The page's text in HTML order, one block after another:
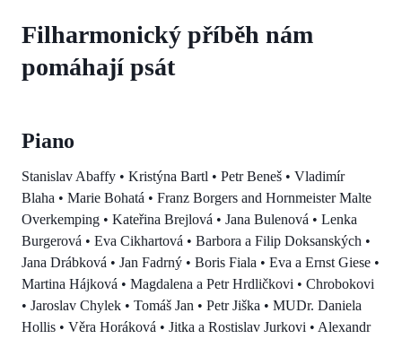
Filharmonický příběh nám
pomáhají psát
Piano
Stanislav Abaffy • Kristýna Bartl • Petr Beneš • Vladimír
Blaha • Marie Bohatá • Franz Borgers and Hornmeister Malte
Overkemping • Kateřina Brejlová • Jana Bulenová • Lenka
Burgerová • Eva Cikhartová • Barbora a Filip Doksanských •
Jana Drábková • Jan Fadrný • Boris Fiala • Eva a Ernst Giese •
Martina Hájková • Magdalena a Petr Hrdličkovi • Chrobokovi
• Jaroslav Chylek • Tomáš Jan • Petr Jiška • MUDr. Daniela
Hollis • Věra Horáková • Jitka a Rostislav Jurkovi • Alexandr